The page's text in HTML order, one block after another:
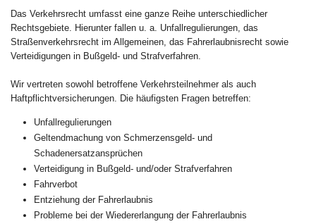
Das Verkehrsrecht umfasst eine ganze Reihe unterschiedlicher
Rechtsgebiete. Hierunter fallen u. a. Unfallregulierungen, das
Straßenverkehrsrecht im Allgemeinen, das Fahrerlaubnisrecht sowie
Verteidigungen in Bußgeld- und Strafverfahren.
Wir vertreten sowohl betroffene Verkehrsteilnehmer als auch
Haftpflichtversicherungen. Die häufigsten Fragen betreffen:
Unfallregulierungen
Geltendmachung von Schmerzensgeld- und
Schadenersatzansprüchen
Verteidigung in Bußgeld- und/oder Strafverfahren
Fahrverbot
Entziehung der Fahrerlaubnis
Probleme bei der Wiedererlangung der Fahrerlaubnis